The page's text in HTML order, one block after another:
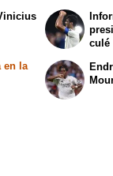
en la
culé